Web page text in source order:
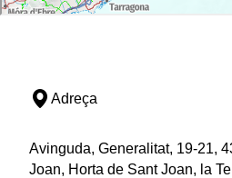
Adreça
Avinguda, Generalitat, 19-21,
Joan, Horta de Sant Joan, la